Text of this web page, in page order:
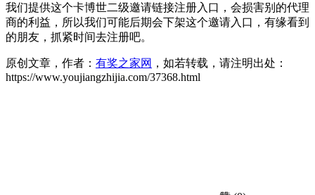
我们提供这个卡博世二级邀请链接注册入口，会损害别的代理
商的利益，所以我们可能后期会下架这个邀请入口，有缘看到
的朋友，抓紧时间去注册吧。
原创文章，作者： 有奖之家网 ，如若转载，请注明出处：
https://www.youjiangzhijia.com/37368.html